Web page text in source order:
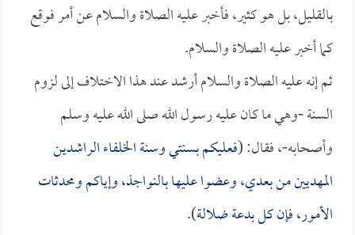
بالقليل، بل هو كثير، فأخبر عليه الصلاة والسلام عن أمر فوقع
كما أخبر عليه الصلاة والسلام.
ثم إنه عليه الصلاة والسلام أرشد عند هذا الاختلاف إلى لزوم
السنة -وهي ما كان عليه رسول الله صلى الله عليه وسلم
وأصحابه-، فقال: (فعليكم بسنتي وسنة الخلفاء الراشدين
المهديين من بعدي، وعضوا عليها بالنواجذ، وإياكم ومحدثات
الأمور، فإن كل بدعة ضلالة).